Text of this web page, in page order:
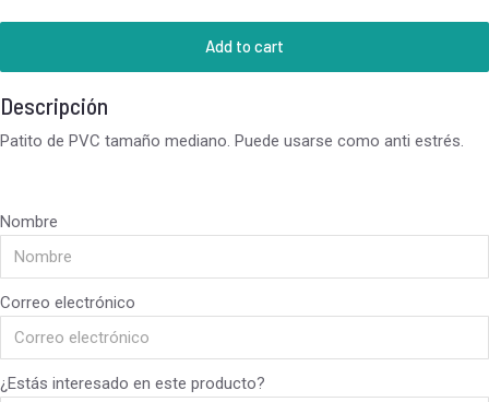
Add to cart
Descripción
Patito de PVC tamaño mediano. Puede usarse como anti estrés.
Nombre
Correo electrónico
¿Estás interesado en este producto?